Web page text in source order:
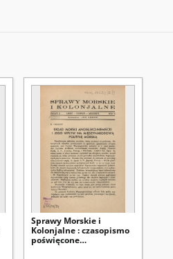
Sprawy Morskie i
Kolonjalne : czasopismo
poświęcone